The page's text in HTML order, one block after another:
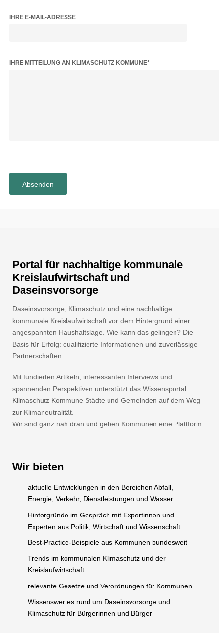
IHRE E-MAIL-ADRESSE
BITTE LASSE DIESES FELD LEER.
IHRE MITTEILUNG AN KLIMASCHUTZ KOMMUNE*
Portal für nachhaltige kommunale
Kreislaufwirtschaft und
Daseinsvorsorge
Daseinsvorsorge, Klimaschutz und eine nachhaltige
kommunale Kreislaufwirtschaft vor dem Hintergrund einer
angespannten Haushaltslage. Wie kann das gelingen? Die
Basis für Erfolg: qualifizierte Informationen und zuverlässige
Partnerschaften.
Mit fundierten Artikeln, interessanten Interviews und
spannenden Perspektiven unterstützt das Wissensportal
Klimaschutz Kommune Städte und Gemeinden auf dem Weg
zur Klimaneutralität.
Wir sind ganz nah dran und geben Kommunen eine Plattform.
Wir bieten
aktuelle Entwicklungen in den Bereichen Abfall,
Energie, Verkehr, Dienstleistungen und Wasser
Hintergründe im Gespräch mit Expertinnen und
Experten aus Politik, Wirtschaft und Wissenschaft
Best-Practice-Beispiele aus Kommunen bundesweit
Trends im kommunalen Klimaschutz und der
Kreislaufwirtschaft
relevante Gesetze und Verordnungen für Kommunen
Wissenswertes rund um Daseinsvorsorge und
Klimaschutz für Bürgerinnen und Bürger